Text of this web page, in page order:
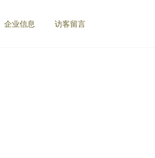
企业信息 访客留言